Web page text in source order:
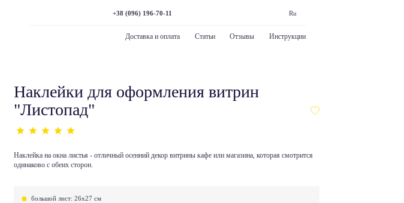
+38 (096) 196-70-11 Ru
Доставка и оплата Статьи Отзывы Инструкции
Наклейки для оформления витрин
"Листопад"
Наклейка на окна листья - отличный осенний декор витрины кафе или магазина, которая смотрится
одинаково с обеих сторон.
большой лист: 26х27 см